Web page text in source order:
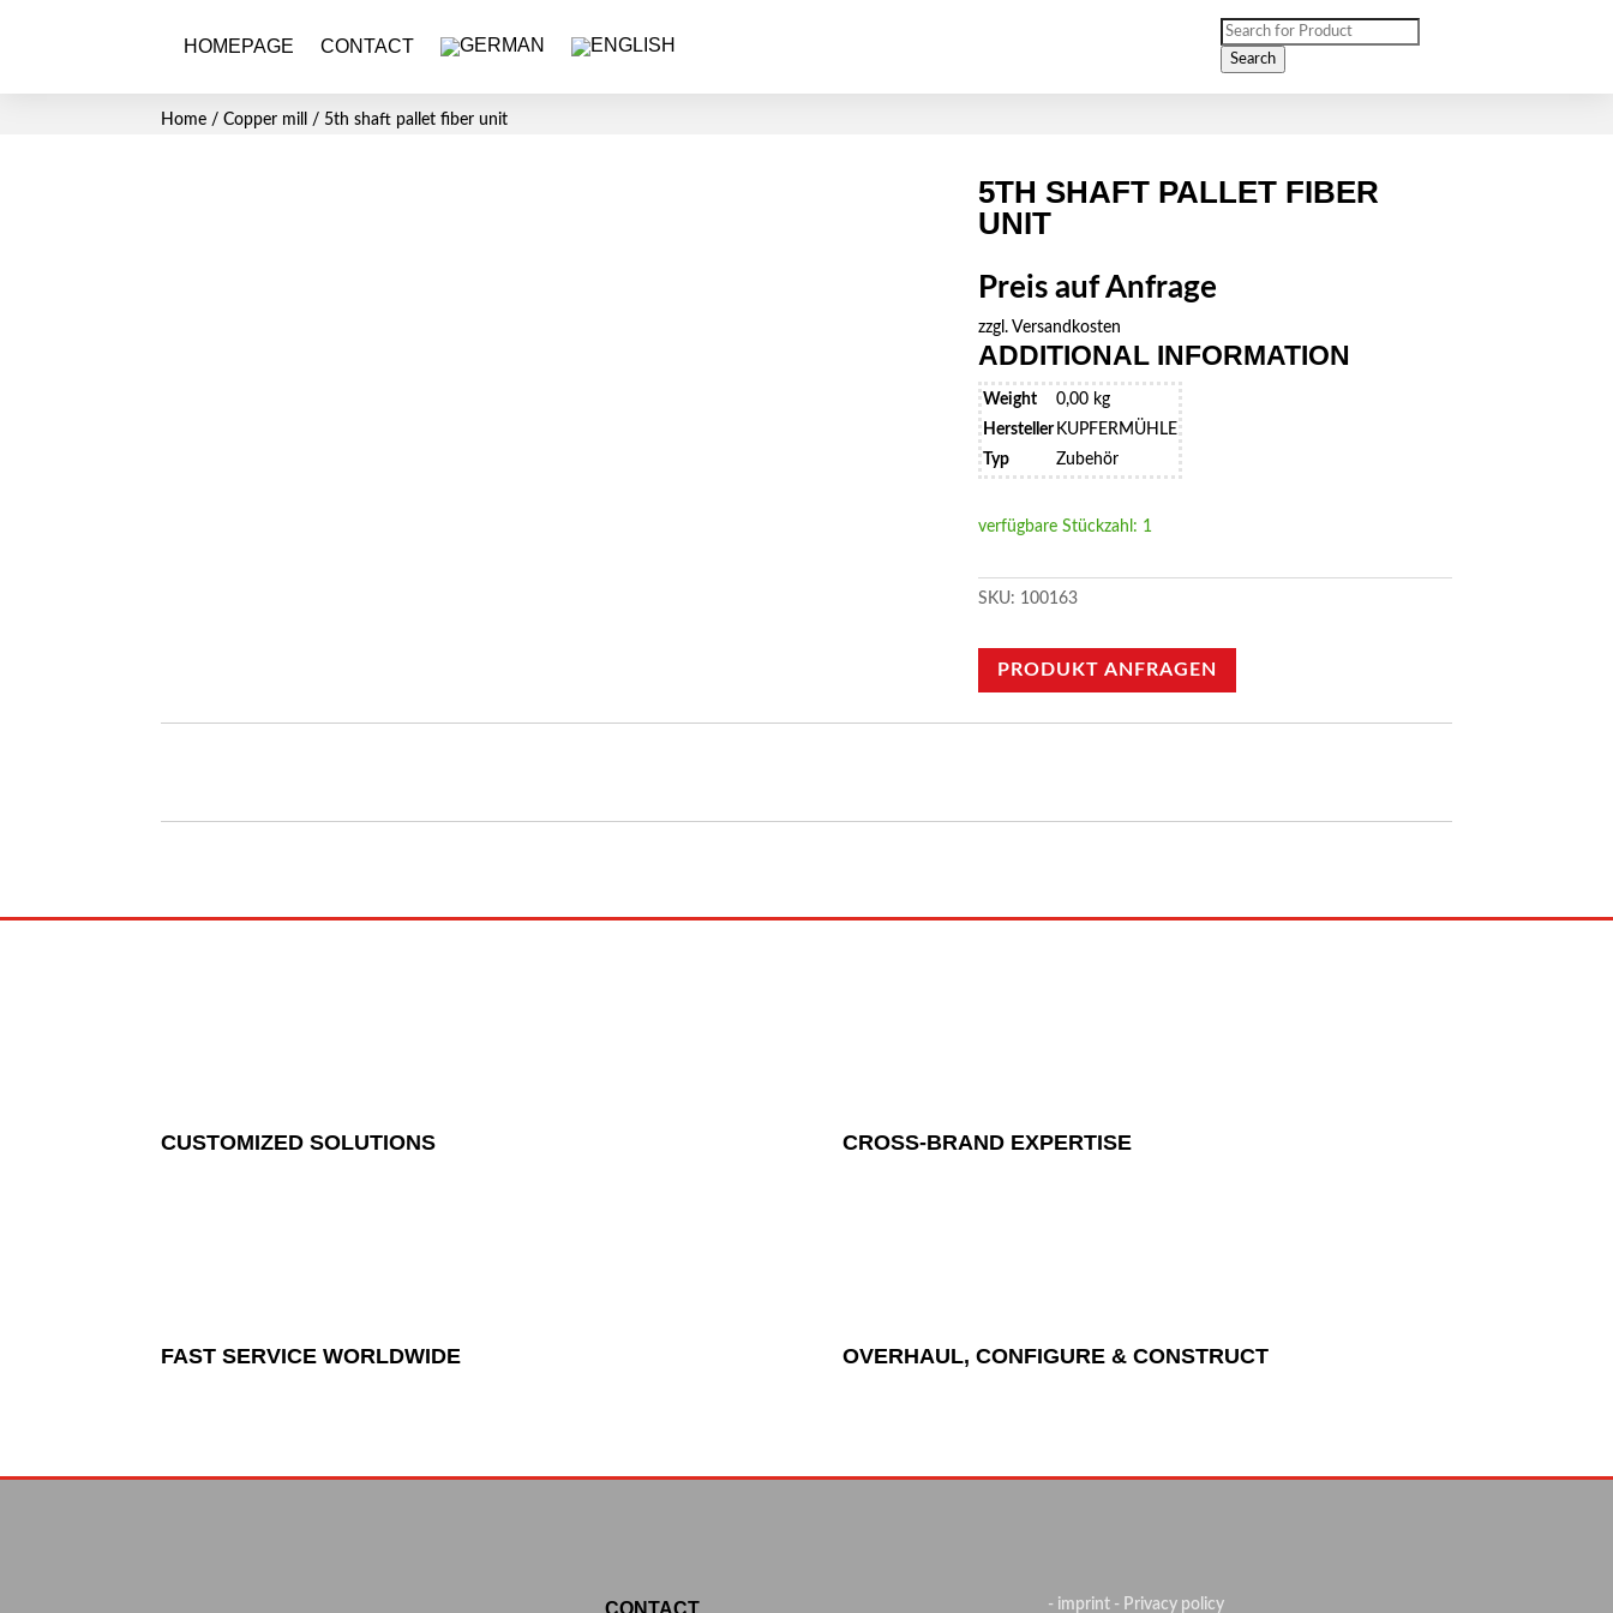
HOMEPAGE CONTACT
Products
search
Search
Home /Copper mill / 5th shaft pallet fiber unit
5TH SHAFT PALLET FIBER
UNIT
Preis auf Anfrage
zzgl. Versandkosten
ADDITIONAL INFORMATION
Weight
0,00 kg
Hersteller KUPFERMÜHLE
Typ
Zubehör
verfügbare Stückzahl: 1
SKU: 100163
PRODUKT ANFRAGEN
CUSTOMIZED SOLUTIONS CROSS-BRAND EXPERTISE
FAST SERVICE WORLDWIDE OVERHAUL, CONFIGURE & CONSTRUCT
- imprint - Privacy policy